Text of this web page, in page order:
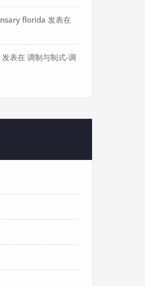
florida 发表在
发表在 调制与制式-调